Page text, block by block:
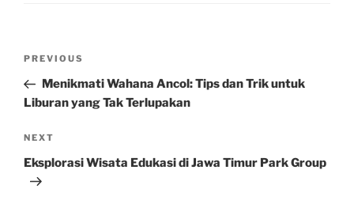
Previous
Post
PREVIOUS
Menikmati Wahana Ancol: Tips dan Trik untuk
Liburan yang Tak Terlupakan
Next
Post
NEXT
Eksplorasi Wisata Edukasi di Jawa Timur Park Group